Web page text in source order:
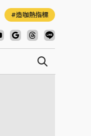
造咖熱指標